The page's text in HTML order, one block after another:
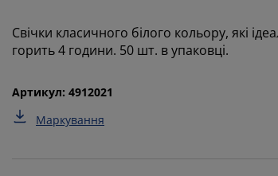
Свічки класичного білого кольору, які
горить 4 години. 50 шт. в упаковці.
Артикул: 4912021
Маркування